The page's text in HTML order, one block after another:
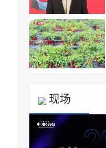
现场